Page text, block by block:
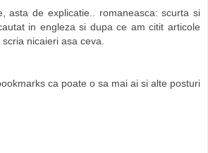
asta de explicatie.. romaneasca: scurta si
in engleza si dupa ce am citit articole
nicaieri asa ceva.
ca poate o sa mai ai si alte posturi